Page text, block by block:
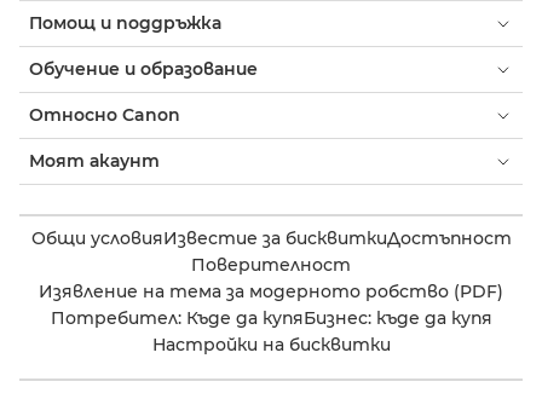
Помощ и поддръжка
Обучение и образование
Относно Canon
Моят акаунт
Общи условияИзвестие за бисквиткиДостъпност
Поверителност
Изявление на тема за модерното робство (PDF)
Потребител: Къде да купяБизнес: къде да купя
Настройки на бисквитки